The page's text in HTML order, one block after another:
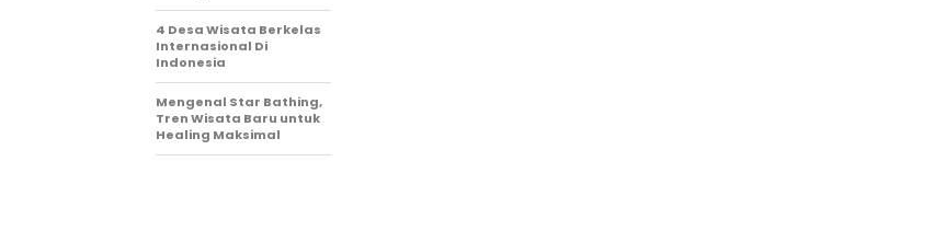
4 Desa Wisata Berkelas
Internasional Di
Indonesia
Mengenal Star Bathing,
Tren Wisata Baru untuk
Healing Maksimal